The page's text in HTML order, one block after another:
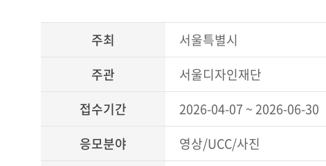
주최
서울특별시
주관
서울디자인재단
접수기간
2026-04-07 ~ 2026-06-30
응모분야
영상/UCC/사진